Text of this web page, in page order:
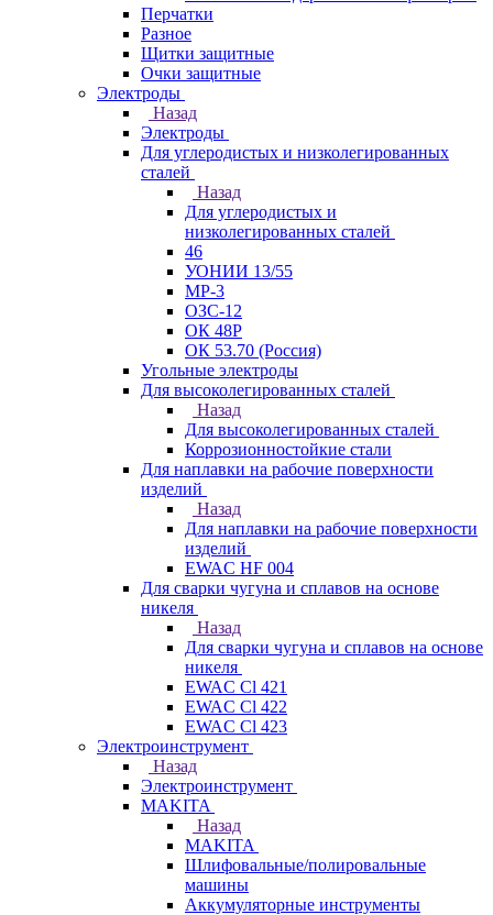
Перчатки
Разное
Щитки защитные
Очки защитные
Электроды
Назад
Электроды
Для углеродистых и низколегированных
сталей
Назад
Для углеродистых и
низколегированных сталей
46
УОНИИ 13/55
МР-3
ОЗС-12
ОК 48Р
ОК 53.70 (Россия)
Угольные электроды
Для высоколегированных сталей
Назад
Для высоколегированных сталей
Коррозионностойкие стали
Для наплавки на рабочие поверхности
изделий
Назад
Для наплавки на рабочие поверхности
изделий
EWAC HF 004
Для сварки чугуна и сплавов на основе
никеля
Назад
Для сварки чугуна и сплавов на основе
никеля
EWAC Cl 421
EWAC Cl 422
EWAC Cl 423
Электроинструмент
Назад
Электроинструмент
МAKITA
Назад
МAKITA
Шлифовальные/полировальные
машины
Аккумуляторные инструменты